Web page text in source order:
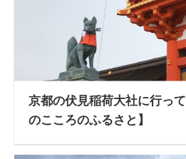
京都の伏見稲荷大社に行っ
のこころのふるさと】